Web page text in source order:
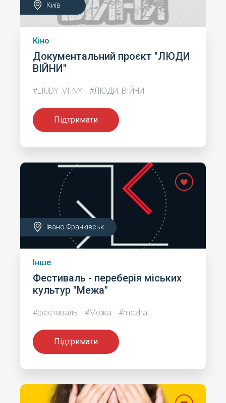
Київ
Кіно
Документальний проєкт "ЛЮДИ
ВІЙНИ"
#LIUDY_VIINY #ЛЮДИ_ВІЙНИ
Підтримати
Івано-Франківськ
Інше
Фестиваль - переберія міських
культур "Межа"
#фестиваль #Межа #mezha
Підтримати